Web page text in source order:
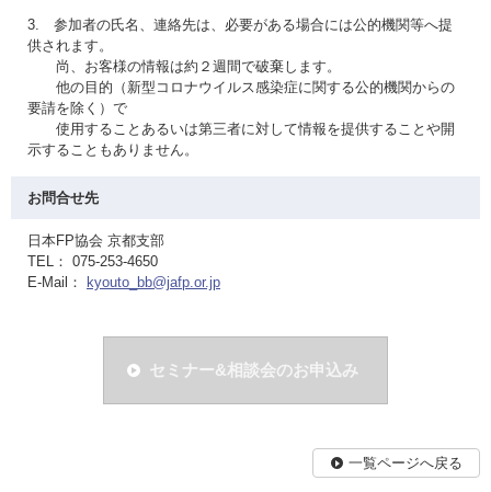
3. 参加者の氏名、連絡先は、必要がある場合には公的機関等へ提
供されます。
尚、お客様の情報は約２週間で破棄します。
他の目的（新型コロナウイルス感染症に関する公的機関からの
要請を除く）で
使用することあるいは第三者に対して情報を提供することや開
示することもありません。
お問合せ先
日本FP協会 京都支部
TEL： 075-253-4650
E-Mail：
kyouto_bb@jafp.or.jp
セミナー&相談会のお申込み
一覧ページへ戻る